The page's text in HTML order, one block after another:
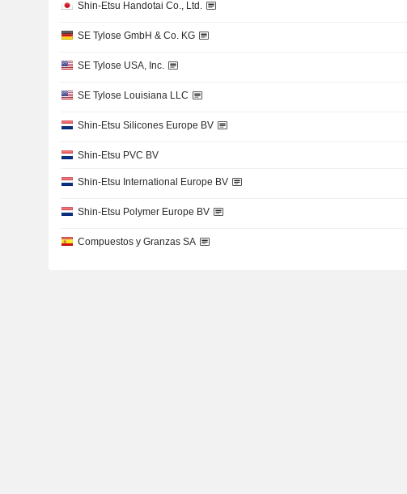
Shin-Etsu Handotai Co., Ltd.
SE Tylose GmbH & Co. KG
SE Tylose USA, Inc.
SE Tylose Louisiana LLC
Shin-Etsu Silicones Europe BV
Shin-Etsu PVC BV
Shin-Etsu International Europe BV
Shin-Etsu Polymer Europe BV
Compuestos y Granzas SA